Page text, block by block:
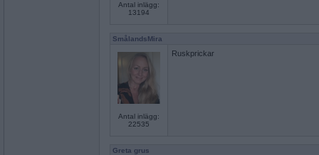
Antal inlägg:
13194
SmålandsMira
Antal inlägg:
22535
Ruskprickar
Greta grus